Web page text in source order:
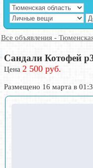
Все объявления -
Сандали Котофей
Цена 2 500 руб.
Размещено 16 марта в